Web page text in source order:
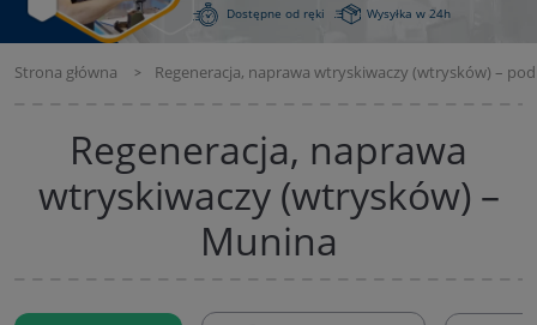
Dostępne od ręki Wysyłka w 24h
Strona główna Regeneracja, naprawa wtryskiwaczy (wtrysków) –
Regeneracja, naprawa
wtryskiwaczy (wtrysków) –
Munina